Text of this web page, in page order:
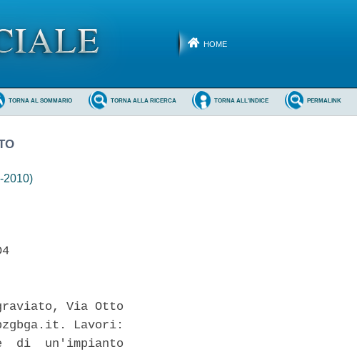
HOME
PERMALINK
TORNA ALL'INDICE
TORNA ALLA RICERCA
TORNA AL SOMMARIO
2010)
Via Otto
Lavori:
di  un'impianto